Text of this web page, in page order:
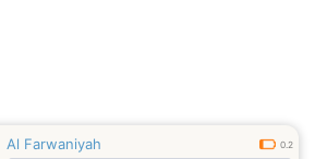
Al Farwaniyah 0.2